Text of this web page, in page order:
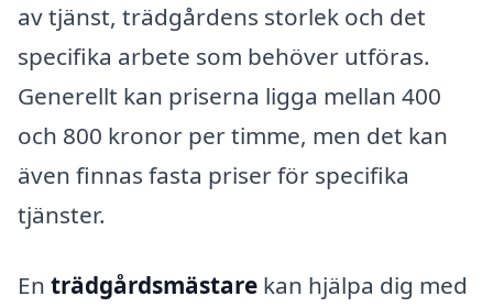
av tjänst, trädgårdens storlek och det
specifika arbete som behöver utföras.
Generellt kan priserna ligga mellan 400
och 800 kronor per timme, men det kan
även finnas fasta priser för specifika
tjänster.
En trädgårdsmästare kan hjälpa dig med